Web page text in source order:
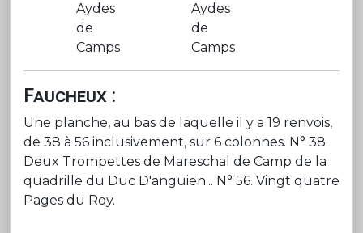
Aydes
de
Camps
Aydes
de
Camps
Faucheux :
Une planche, au bas de laquelle il y a 19 renvois,
de 38 à 56 inclusivement, sur 6 colonnes. N° 38.
Deux Trompettes de Mareschal de Camp de la
quadrille du Duc D'anguien... N° 56. Vingt quatre
Pages du Roy.